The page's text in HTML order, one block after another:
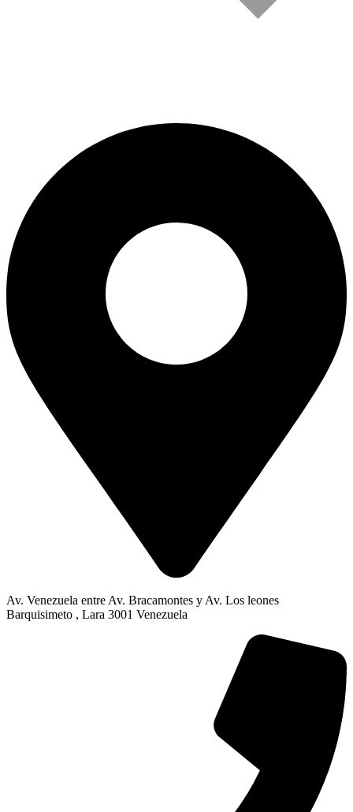
Av. Venezuela entre Av. Bracamontes y Av. Los leones
Barquisimeto , Lara 3001 Venezuela